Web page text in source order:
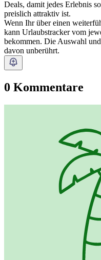
Deals, damit jedes Erlebnis
preislich attraktiv ist.
Wenn Ihr über einen
kann Urlaubstracker vom
bekommen. Die Auswahl
davon unberührt.
0 Kommentare